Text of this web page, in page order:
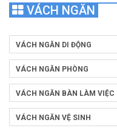
VÁCH NGĂN
VÁCH NGĂN DI ĐỘNG
VÁCH NGĂN PHÒNG
VÁCH NGĂN BÀN LÀM VIỆC
VÁCH NGĂN VỆ SINH